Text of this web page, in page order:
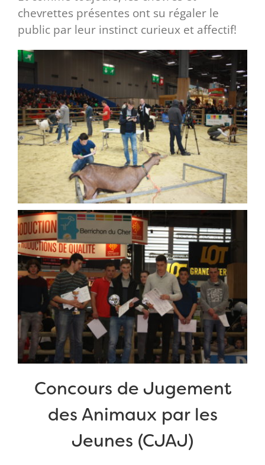
chevrettes présentes ont su régaler le
public par leur instinct curieux et affectif!
Concours de Jugement
des Animaux par les
Jeunes (CJAJ)